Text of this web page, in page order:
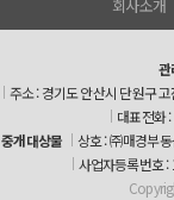
회사소개
관
주소 : 경기도 안산시 단원구
대표전화 :
중개대상물
상호 : ㈜매경부
사업자등록번호 :